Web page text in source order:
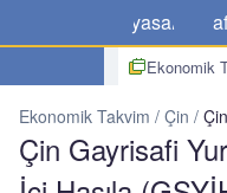
Piyasalar
Ekonomik
Ekonomik Takvim Çin
Çin Gayrisafi